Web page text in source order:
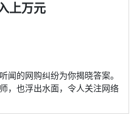
上万元
闻的网购纠纷为你揭晓答案。
，也浮出水面，令人关注网络